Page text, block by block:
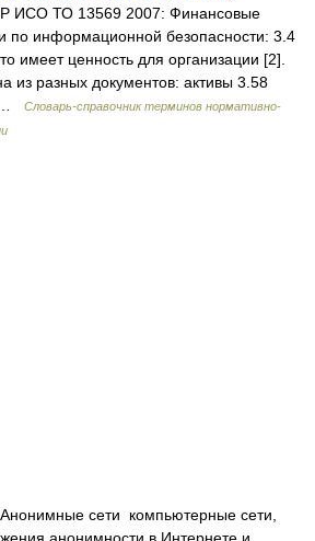
ИСО ТО 13569 2007: Финансовые
по информационной безопасности: 3.4
имеет ценность для организации [2].
из разных документов: активы 3.58
…
Словарь-справочник терминов нормативно-
сети компьютерные сети,